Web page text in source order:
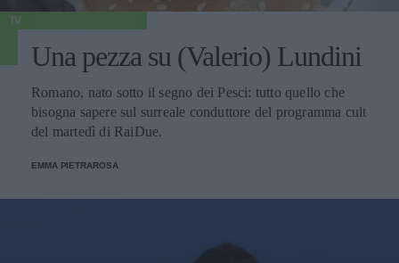
TV
Una pezza su (Valerio) Lundini
Romano, nato sotto il segno dei Pesci: tutto quello che
bisogna sapere sul surreale conduttore del programma cult
del martedì di RaiDue.
EMMA PIETRAROSA